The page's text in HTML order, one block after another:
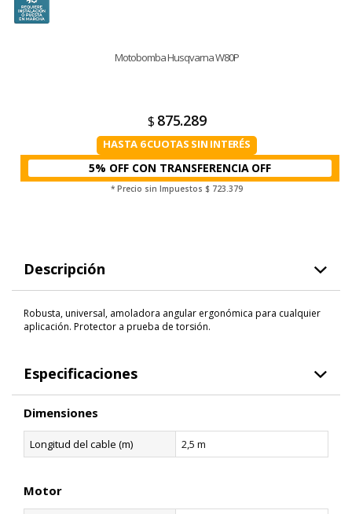
Motobomba Husqvarna W80P
$ 875.289
HASTA 6 CUOTAS SIN INTERÉS
5% OFF CON TRANSFERENCIA
* Precio sin Impuestos $ 723.379
Descripción
Robusta, universal, amoladora angular ergonómica para cualquier
aplicación. Protector a prueba de torsión.
Especificaciones
Dimensiones
Longitud del cable (m) 2,5 m
Motor